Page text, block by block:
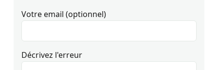
Votre email (optionnel)
Décrivez l'erreur